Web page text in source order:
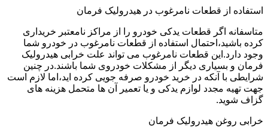
استفاده از قطعات نامرغوب در هیدرولیک فرمان
متاسفانه اگر قطعات یدکی خودرو را از مراکز نامعتبر خریداری
کرده باشید،احتمال استفاده از قطعات نامرغوب در خودرو شما
وجود دارد.این قطعات نامرغوب می تواند علت خرابی هیدرولیک
فرمان و بسیاری دیگر از مشکلات خودروی شما باشند.در چنین
شرایطی با آنکه در خرید خودرو صرفه جویی کرده اید،اما لازم است
جهت تهیه مجدد لوازم یدکی و یا تعمیر آن ها متحمل هزینه های
گزاف شوید.
خرابی روغن هیدرولیک فرمان